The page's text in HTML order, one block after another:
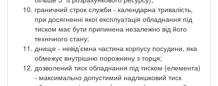
граничний строк служби - календарна тривалість,
при досягненні якої експлуатація обладнання під
тиском має бути припинена незалежно від його
технічного стану;
днище - невід’ємна частина корпусу посудини, яка
обмежує внутрішню порожнину з торця;
дозволений тиск обладнання під тиском (елемента)
- максимально допустимий надлишковий тиск